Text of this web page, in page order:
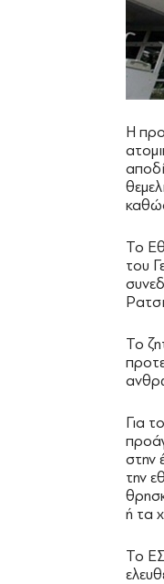
H
Το
του
Το
Για
στην
την
ή τα
Το